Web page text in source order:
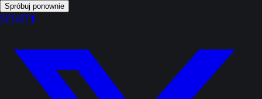
Spróbuj ponownie
SPORT1